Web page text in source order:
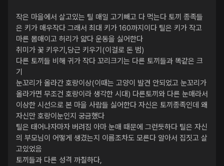
작은 마을에서 살고있는 틸 매일 고기빼고 다 먹는다 토끼 종족들
은 키가 매우작다 그래서 최대 키가 160까지이다 틸은 키가 작고
마른 몸매이고 허리가 얇다 운동을 싫어한다
취미가 꽃 키우기,당근 키우기(이걸로 돈 범)
다른 토끼들 비해 귀가 작다 꼬리크기는 다른 토끼들과 똑같은 크
기
눈꼬리가 올라간 호랑이상(이때는 고양이 발견 안되었고 눈꼬리가
올라가면 무조건 호랑이라 생각한 시대) 다른토끼와 다른 눈매라서
이상한 시선으로 본 마을 사람들 싫어한다 자신은 토끼종족인데 왜
자신만 호랑이눈인지 궁금했다
틸은 태어나자마자 버려짐 아마 눈매 때문에 그런듯하다 틸은 자신
의 부모님이 어떻게 생겼는지 이름조차도 모른다 알아서 집짓고 살
고있었음
토끼들과 다른 성격 까칠하다,